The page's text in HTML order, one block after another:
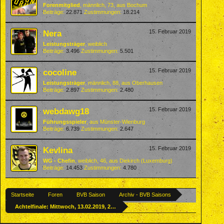
Forenmitglied , männlich, 73, aus Bochum
Beiträge: 22.871 Zustimmungen: 18.214
15. Februar 2019
Nera
Leistungsträger, weiblich
Beiträge: 3.496 Zustimmungen: 5.501
15. Februar 2019
cocoline
Leistungsträger, männlich, 88, aus Oberhausen
Beiträge: 2.897 Zustimmungen: 2.480
15. Februar 2019
webdawg18
Führungsspieler ,aus Münster-Wienburg
Beiträge: 6.739 Zustimmungen: 2.647
15. Februar 2019
Kevlina
WG - Chefin , weiblich, 46, aus Diekirch (Luxemburg)
Beiträge: 14.453 Zustimmungen: 4.780
Startseite Foren BVB Saison
Archiv - BVB Saisons
Achtelfinale: Mittwoch, 13.02.2019, 21:00 Uhr - Tottenham Hotspur : ( : ) Unser